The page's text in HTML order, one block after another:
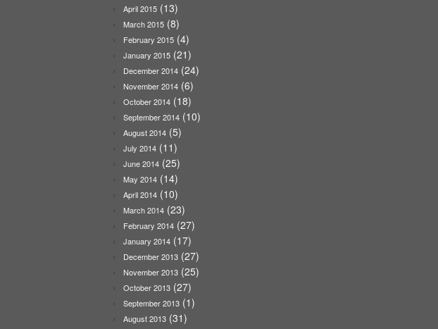
April 2015 (13)
March 2015 (8)
February 2015 (4)
January 2015 (21)
December 2014 (24)
November 2014 (6)
October 2014 (18)
September 2014 (10)
August 2014 (5)
July 2014 (11)
June 2014 (25)
May 2014 (14)
April 2014 (10)
March 2014 (23)
February 2014 (27)
January 2014 (17)
December 2013 (27)
November 2013 (25)
October 2013 (27)
September 2013 (1)
August 2013 (31)